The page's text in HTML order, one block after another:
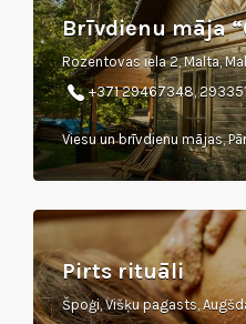
Brīvdienu māja
+371 29467348,
Viesu un brīvdienu mājas,
Pirts rituāli
Špoģi, Višķu pagasts,